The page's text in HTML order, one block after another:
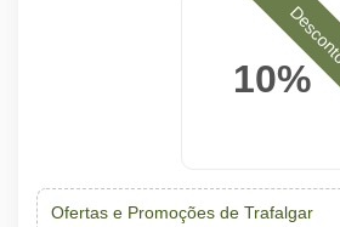
10%
Ofertas e Promoções de Trafalgar